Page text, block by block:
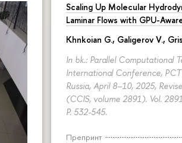
Scaling Up Molecular
Laminar Flows with GPU-
Khnkoian G., Galigerov V.,
In bk.: Parallel Computational
International Conference,
Russia, April 8–10, 2025,
(CCIS, volume 2891). Vol.
P. 532-545.
Препринт